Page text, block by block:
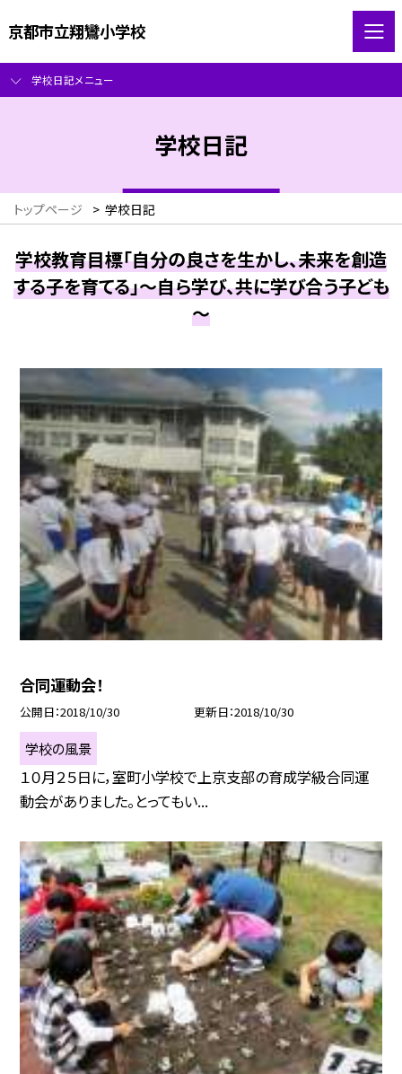
京都市立翔鸞小学校
学校日記メニュー
学校日記
トップページ > 学校日記
学校教育目標「自分の良さを生かし、未来を創造
する子を育てる」～自ら学び、共に学び合う子ども
～
合同運動会！
公開日 2018/10/30 更新日 2018/10/30
学校の風景
１０月２５日に，室町小学校で上京支部の育成学級合同運
動会がありました。とってもい...